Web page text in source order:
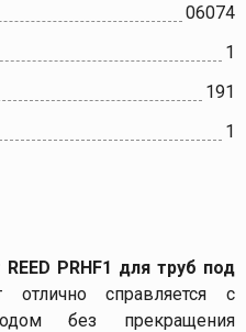
06074
1
191
1
PRHF1 для труб под
отлично справляется с
без прекращения